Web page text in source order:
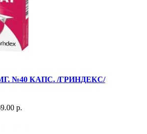
№40 КАПС. /ГРИНДЕКС/
р.